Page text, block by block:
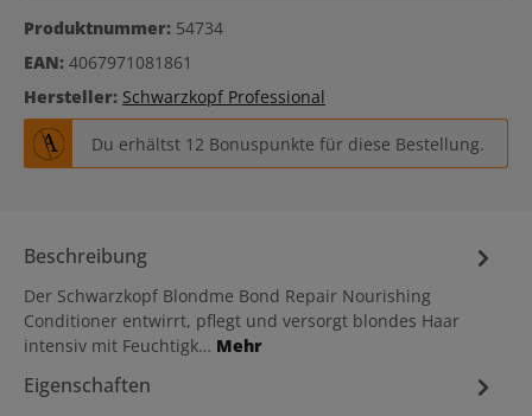
Produktnummer: 54734
EAN: 4067971081861
Hersteller: Schwarzkopf Professional
Du erhältst 12 Bonuspunkte für diese Bestellung.
Beschreibung
Der Schwarzkopf Blondme Bond Repair Nourishing
Conditioner entwirrt, pflegt und versorgt blondes Haar
intensiv mit Feuchtigk… Mehr
Eigenschaften